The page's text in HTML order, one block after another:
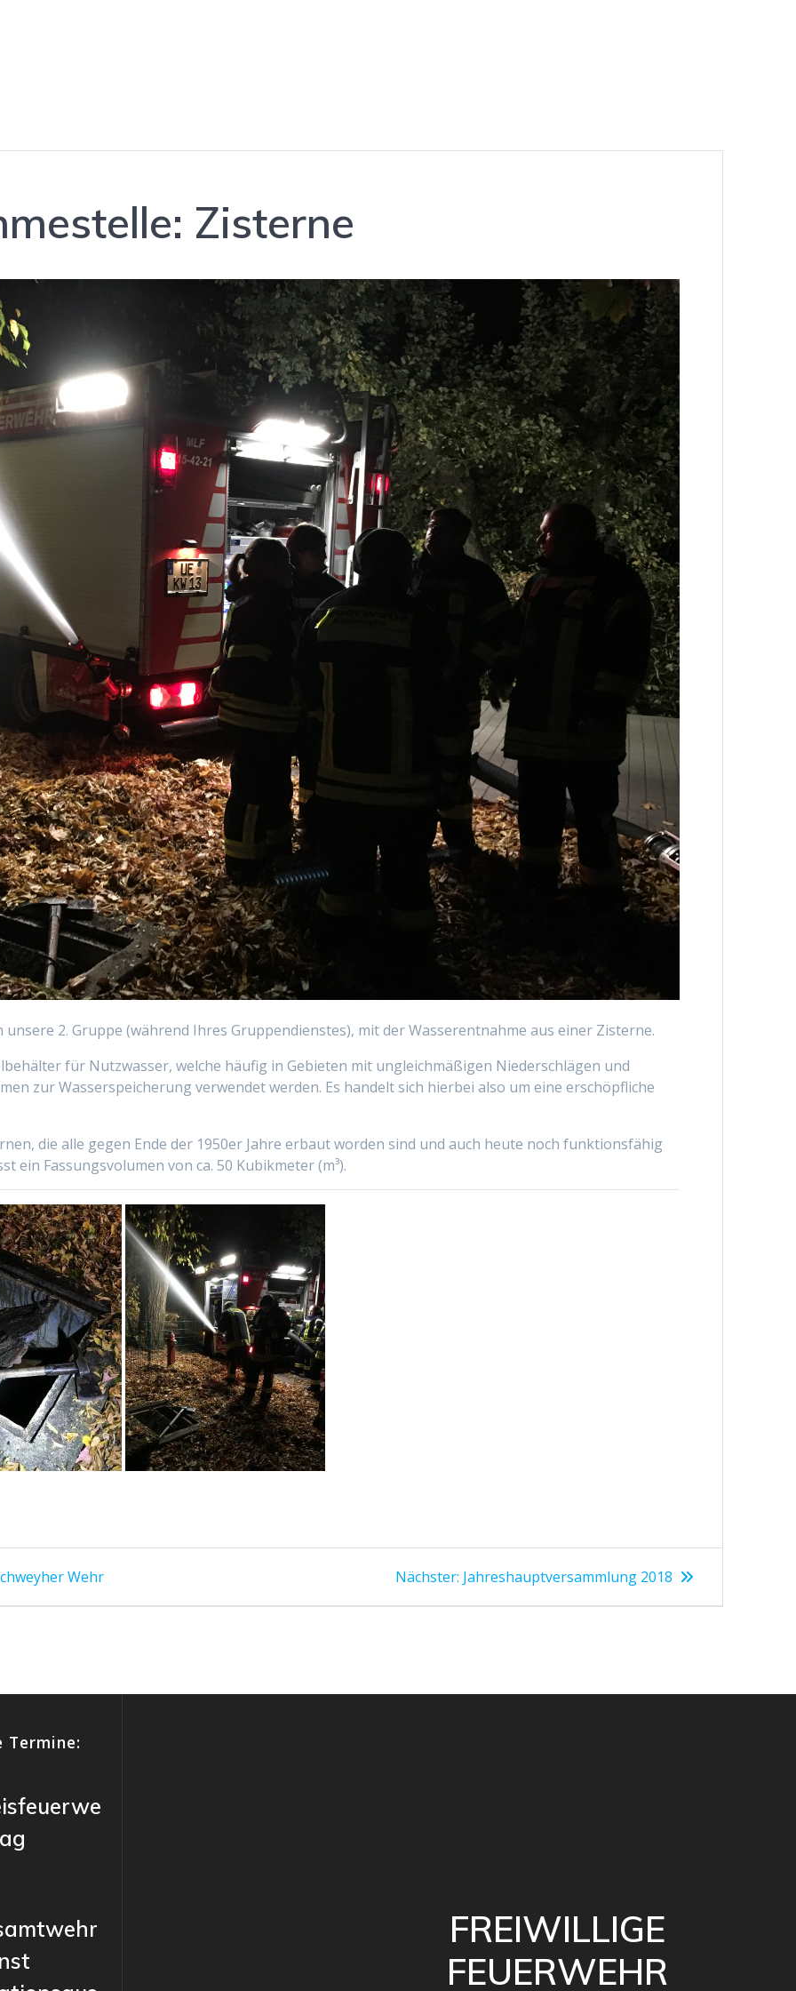
Zisterne
2. Gruppe (während Ihres Gruppendienstes), mit der Wasserentnahme aus einer Zisterne.
für Nutzwasser, welche häufig in Gebieten mit ungleichmäßigen Niederschlägen und
zur Wasserspeicherung verwendet werden. Es handelt sich hierbei also um eine erschöpfliche
die alle gegen Ende der 1950er Jahre erbaut worden sind und auch heute noch funktionsfähig
ein Fassungsvolumen von ca. 50 Kubikmeter (m³).
Wehr Nächster: Nächster
Jahreshauptversammlung 2018
Termine:
FREIWILLIGE
FEUERWEHR